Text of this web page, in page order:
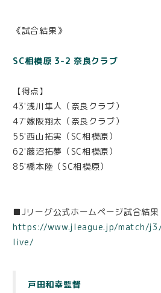
《試合結果》
SC相模原 3-2 奈良クラブ
【得点】
43'浅川隼人（奈良クラブ）
47'嫁阪翔太（奈良クラブ）
55'西山拓実（SC相模原）
62'藤沼拓夢（SC相模原）
85'橋本陸（SC相模原）
■Jリーグ公式ホームページ試合結果
https://www.jleague.jp/match/
live/
戸田和幸監督